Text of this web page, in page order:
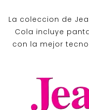
La coleccion de
Cola incluye
con la mejor